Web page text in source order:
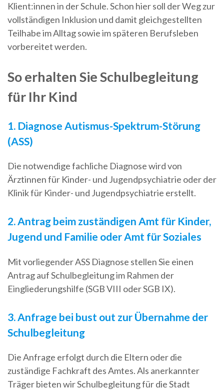
Klient:innen in der Schule. Schon hier soll der Weg zur
vollständigen Inklusion und damit gleichgestellten
Teilhabe im Alltag sowie im späteren Berufsleben
vorbereitet werden.
So erhalten Sie Schulbegleitung
für Ihr Kind
1. Diagnose Autismus-Spektrum-Störung
(ASS)
Die notwendige fachliche Diagnose wird von
Ärztinnen für Kinder- und Jugendpsychiatrie oder der
Klinik für Kinder- und Jugendpsychiatrie erstellt.
2. Antrag beim zuständigen Amt für Kinder,
Jugend und Familie oder Amt für Soziales
Mit vorliegender ASS Diagnose stellen Sie einen
Antrag auf Schulbegleitung im Rahmen der
Eingliederungshilfe (SGB VIII oder SGB IX).
3. Anfrage bei bust out zur Übernahme der
Schulbegleitung
Die Anfrage erfolgt durch die Eltern oder die
zuständige Fachkraft des Amtes. Als anerkannter
Träger bieten wir Schulbegleitung für die Stadt